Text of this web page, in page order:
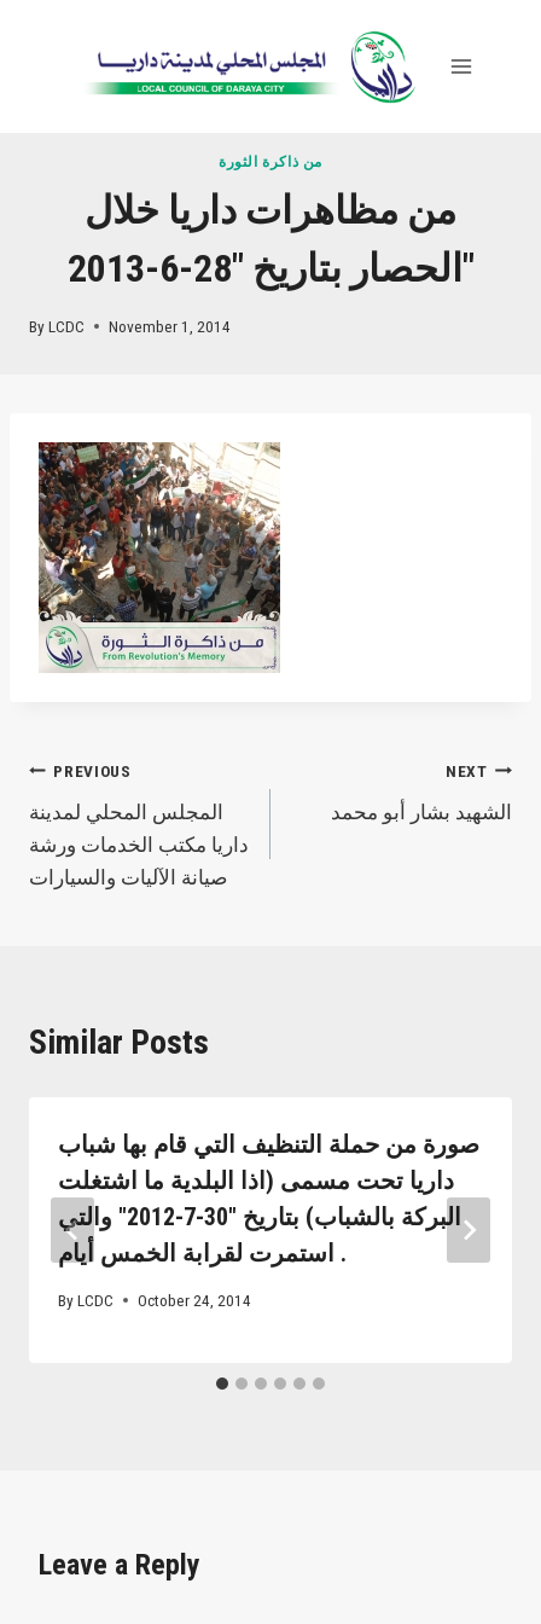
من ذاكرة الثورة
من مظاهرات داريا خلال
الحصار بتاريخ "28-6-2013"
ByLCDC November 1, 2014
Post
navigation
PREVIOUS
المجلس المحلي لمدينة
داريا مكتب الخدمات ورشة
صيانة الآليات والسيارات
NEXT
الشهيد بشار أبو محمد
Similar Posts
صورة من حملة التنظيف التي قام بها شباب
داريا تحت مسمى (اذا البلدية ما اشتغلت
البركة بالشباب) بتاريخ "30-7-2012" والتي
استمرت لقرابة الخمس أيام .
ByLCDC October 24, 2014
Leave a Reply